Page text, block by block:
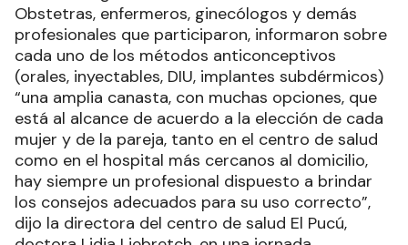
Obstetras, enfermeros, ginecólogos y demás
profesionales que participaron, informaron sobre
cada uno de los métodos anticonceptivos
(orales, inyectables, DIU, implantes subdérmicos)
“una amplia canasta, con muchas opciones, que
está al alcance de acuerdo a la elección de cada
mujer y de la pareja, tanto en el centro de salud
como en el hospital más cercanos al domicilio,
hay siempre un profesional dispuesto a brindar
los consejos adecuados para su uso correcto”,
dijo la directora del centro de salud El Pucú,